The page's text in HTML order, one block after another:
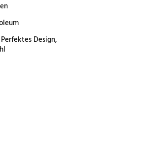
Design,